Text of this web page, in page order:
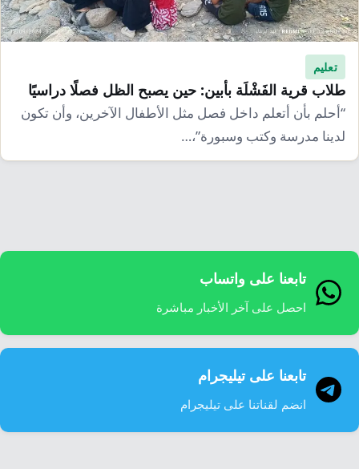
قضايا
معيشة
قصة
انفوجرافيك
تقارير صور
فيديو
تعليم
طلاب قرية الفَشْلَة بأبين: حين يصبح الظل فصلًا دراسيًا
“أحلم بأن أتعلم داخل فصل مثل الأطفال الآخرين، وأن تكون
لدينا مدرسة وكتب وسبورة”،…
تابعنا على واتساب
احصل على آخر الأخبار مباشرة
تابعنا على تيليجرام
انضم لقناتنا على تيليجرام